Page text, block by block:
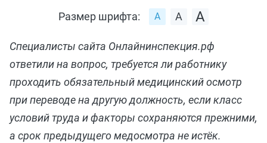
Размер шрифта:
Специалисты сайта Онлайнинспекция.рф
ответили на вопрос, требуется ли работнику
проходить обязательный медицинский осмотр
при переводе на другую должность, если класс
условий труда и факторы сохраняются прежними,
а срок предыдущего медосмотра не истёк.